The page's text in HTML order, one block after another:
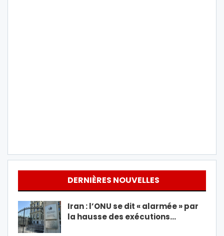
DERNIÈRES NOUVELLES
Iran : l’ONU se dit « alarmée » par
la hausse des exécutions…